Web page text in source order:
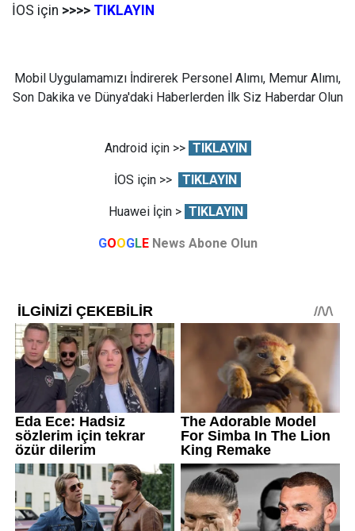
İOS için >>>> TIKLAYIN
Mobil Uygulamamızı İndirerek Personel Alımı, Memur Alımı,
Son Dakika ve Dünya'daki Haberlerden İlk Siz Haberdar Olun
Android için >> TIKLAYIN
İOS için >> TIKLAYIN
Huawei İçin > TIKLAYIN
GOOGLE News Abone Olun